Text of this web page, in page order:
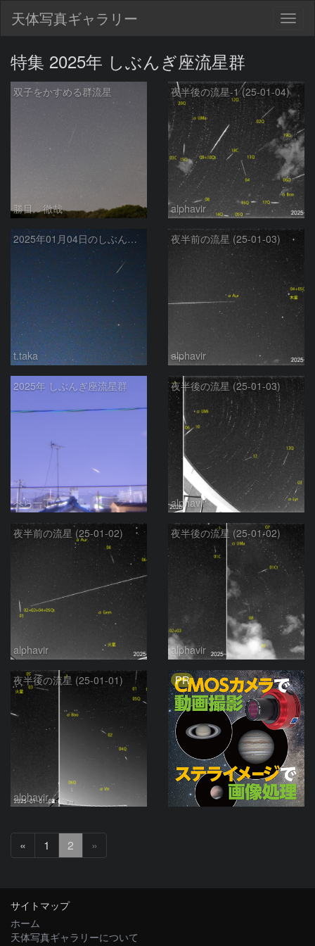
天体写真ギャラリー
特集 2025年 しぶんぎ座流星群
双子をかすめる群流星
勝目 徹哉
夜半後の流星-1 (25-01-04)
alphavir
2025年01月04日のしぶんぎ座流星群
t.taka
夜半前の流星 (25-01-03)
alphavir
2025年 しぶんぎ座流星群
へら一丁
夜半後の流星 (25-01-03)
alphavir
夜半前の流星 (25-01-02)
alphavir
夜半後の流星 (25-01-02)
alphavir
夜半後の流星 (25-01-01)
alphavir
PR
«
へ
1 2 »
サイトマップ
ホーム
天体写真ギャラリーについて